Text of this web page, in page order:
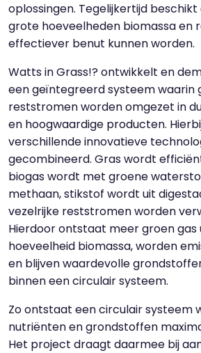
oplossingen. Tegelijkertijd
grote hoeveelheden biomassa en
effectiever benut kunnen worden.
Watts in Grass!? ontwikkelt en
een geïntegreerd systeem waarin
reststromen worden omgezet in
en hoogwaardige producten.
verschillende innovatieve
gecombineerd. Gras wordt
biogas wordt met groene
methaan, stikstof wordt uit
vezelrijke reststromen worden
Hierdoor ontstaat meer groen gas
hoeveelheid biomassa, worden
en blijven waardevolle
binnen een circulair systeem.
Zo ontstaat een circulair systeem
nutriënten en grondstoffen
Het project draagt daarmee bij